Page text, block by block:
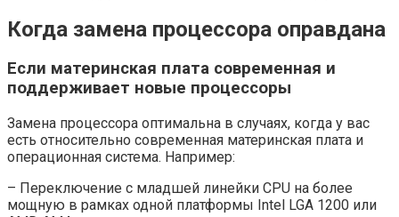
Когда замена процессора оправдана
Если материнская плата современная и
поддерживает новые процессоры
Замена процессора оптимальна в случаях, когда у вас
есть относительно современная материнская плата и
операционная система. Например:
– Переключение с младшей линейки CPU на более
мощную в рамках одной платформы Intel LGA 1200 или